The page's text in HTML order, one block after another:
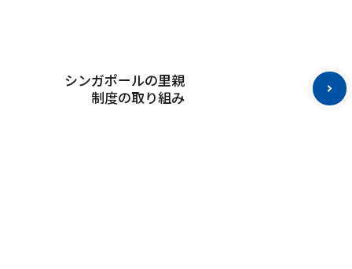
シンガポールの里親
制度の取り組み